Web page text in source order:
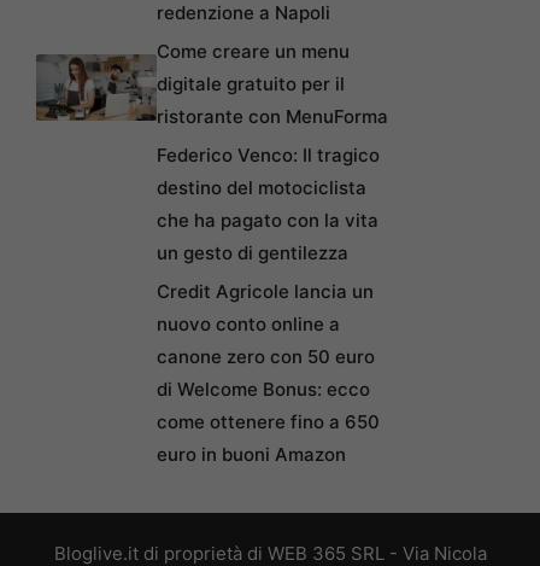
redenzione a Napoli
Come creare un menu
digitale gratuito per il
ristorante con MenuForma
Federico Venco: Il tragico
destino del motociclista
che ha pagato con la vita
un gesto di gentilezza
Credit Agricole lancia un
nuovo conto online a
canone zero con 50 euro
di Welcome Bonus: ecco
come ottenere fino a 650
euro in buoni Amazon
Bloglive.it di proprietà di WEB 365 SRL - Via Nicola